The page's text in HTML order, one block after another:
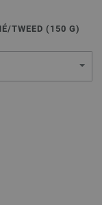
TWEED ( 150 G)